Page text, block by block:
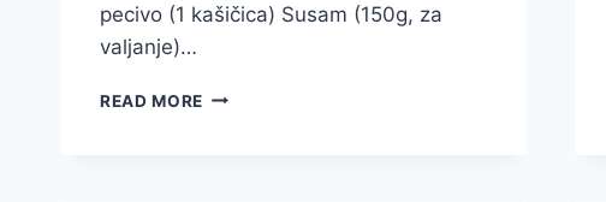
pecivo (1 kašičica) Susam (150g, za
valjanje)…
READ MORE NAJHRSKAVIJI